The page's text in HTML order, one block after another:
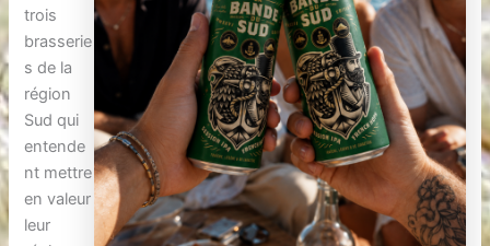
trois
brasserie
s de la
région
Sud qui
entende
nt mettre
en valeur
leur